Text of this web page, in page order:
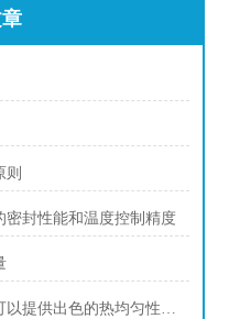
则
密封性能和温度控制精度
实验室高温高压釜的结构和设计可以提供出色的热均匀性和压力稳定性